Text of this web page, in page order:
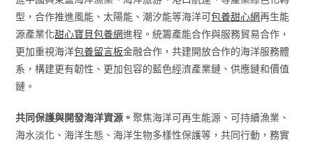
型，合作推進風能、太陽能、潮汐能等海洋可包養甜心網再生能
源產業化甜心寶貝包養網進程。統籌產能合作與服務貿易合作，
更加重視海洋包養留言板金融合作，共建開放合作的海洋服務體
系，構建更有韌性、更加包容的藍色經濟產業鏈、供應鏈和價值
鏈。
共同保護與開發海洋資源。聚焦海洋可再生能源、可持續漁業、
海水淡化、海洋生態、海洋生物多樣性保護等，共同行動，務實